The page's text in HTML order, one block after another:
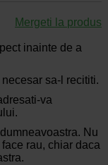
Mergeti la produs
inainte de a
sa-l recititi.
va
Nu
rau, chiar daca